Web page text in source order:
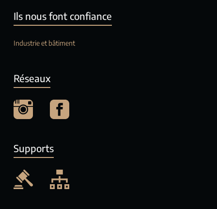
Ils nous font confiance
Industrie et bâtiment
Réseaux
Supports